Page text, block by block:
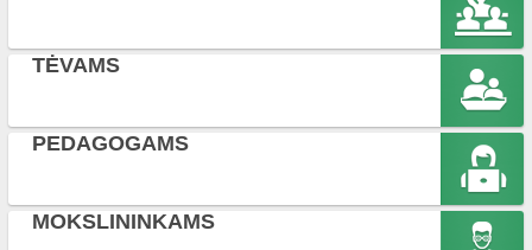
TĖVAMS
PEDAGOGAMS
MOKSLININKAMS